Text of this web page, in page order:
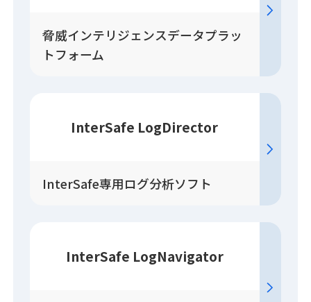
脅威インテリジェンスデータプラッ
トフォーム
InterSafe LogDirector
InterSafe専用ログ分析ソフト
InterSafe LogNavigator